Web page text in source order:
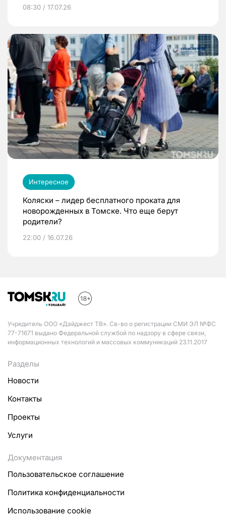
08:30 / 17.07.26
Интересное
Коляски – лидер бесплатного проката для
новорожденных в Томске. Что еще берут
родители?
22:00 / 16.07.26
Учредитель ООО «Дайджест ТВ». Св-во о регистрации СМИ ЭЛ №ФС
77-71671 выдано Федеральной службой по надзору в сфере связи,
информационных технологий и массовых коммуникаций 23.11.2017
Разделы
Новости
Контакты
Проекты
Услуги
Документация
Пользовательское соглашение
Политика конфиденциальности
Использование cookie